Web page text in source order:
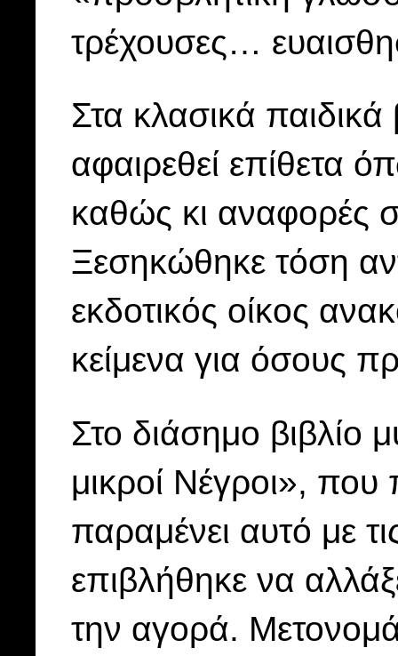
τρέχουσες…
Στα κλασικά
αφαιρεθεί επίθετα
καθώς κι αναφορές
Ξεσηκώθηκε τόση
εκδοτικός οίκος
κείμενα για όσους
Στο διάσημο βιβλίο
μικροί Νέγροι»,
παραμένει αυτό με
επιβλήθηκε να
την αγορά.